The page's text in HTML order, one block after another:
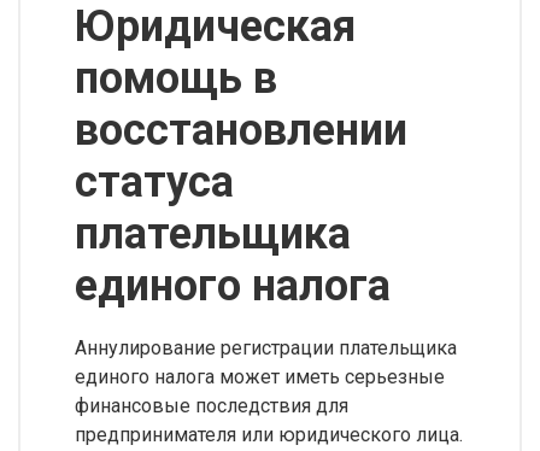
Юридическая
помощь в
восстановлении
статуса
плательщика
единого налога
Аннулирование регистрации плательщика
единого налога может иметь серьезные
финансовые последствия для
предпринимателя или юридического лица.